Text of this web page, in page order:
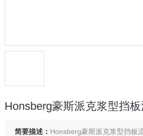
Honsberg豪斯派克浆型挡
简要描述： Honsberg豪斯派克浆型挡板